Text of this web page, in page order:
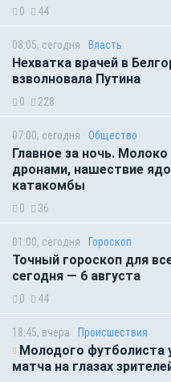
0 44
08:05, сегодня Власть
Нехватка врачей в
взволновала Путина
0 228
07:00, сегодня Общество
Главное за ночь.
дронами, нашествие
катакомбы
0 36
01:00, сегодня Гороскоп
Точный гороскоп для
сегодня — 6 августа
0 44
18:45, вчера Происшествия
Молодого футболиста
матча на глазах